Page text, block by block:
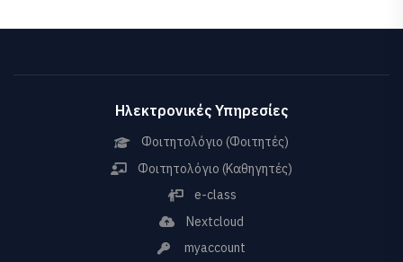
Ηλεκτρονικές Υπηρεσίες
Φοιτητολόγιο (Φοιτητές)
Φοιτητολόγιο (Καθηγητές)
e-class
Nextcloud
myaccount